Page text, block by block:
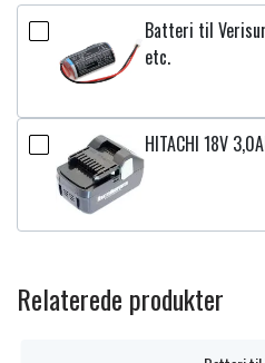
Batteri til
etc.
HITACHI 18V
Relaterede produkter